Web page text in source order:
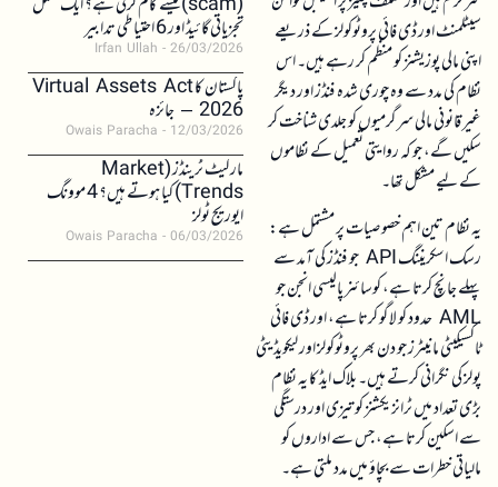
سیٹلمنٹ اور ڈی فائی پروٹوکولز کے ذریعے
اپنی مالی پوزیشنز کو منظم کر رہے ہیں۔ اس
نظام کی مدد سے وہ چوری شدہ فنڈز اور دیگر
غیر قانونی مالی سرگرمیوں کو جلدی شناخت کر
سکیں گے، جو کہ روایتی تعمیل کے نظاموں
کے لیے مشکل تھا۔
یہ نظام تین اہم خصوصیات پر مشتمل ہے:
رسک اسکریننگ API جو فنڈز کی آمد سے
پہلے جانچ کرتا ہے، کوسائنر پالیسی انجن جو
AML حدود کو لاگو کرتا ہے، اور ڈی فائی
ٹاکسیکیٹی مانیٹرز جو دن بھر پروٹوکولز اور لیکویڈیٹی
پولز کی نگرانی کرتے ہیں۔ بلاک ایڈ کا یہ نظام
بڑی تعداد میں ٹرانزیکشنز کو تیزی اور درستگی
سے اسکین کرتا ہے، جس سے اداروں کو
مالیاتی خطرات سے بچاؤ میں مدد ملتی ہے۔
تجزیاتی گائیڈ اور 6 احتیاطی تدابیر
Irfan Ullah 26/03/2026
پاکستان کا Virtual Assets Act
2026 – جائزہ
Owais Paracha 12/03/2026
مارکیٹ ٹرینڈز (Market
Trends) کیا ہوتے ہیں؟ 4 موونگ
ایوریج ٹولز
Owais Paracha 06/03/2026